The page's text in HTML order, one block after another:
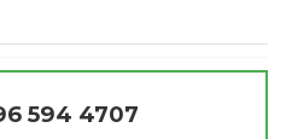
594 4707